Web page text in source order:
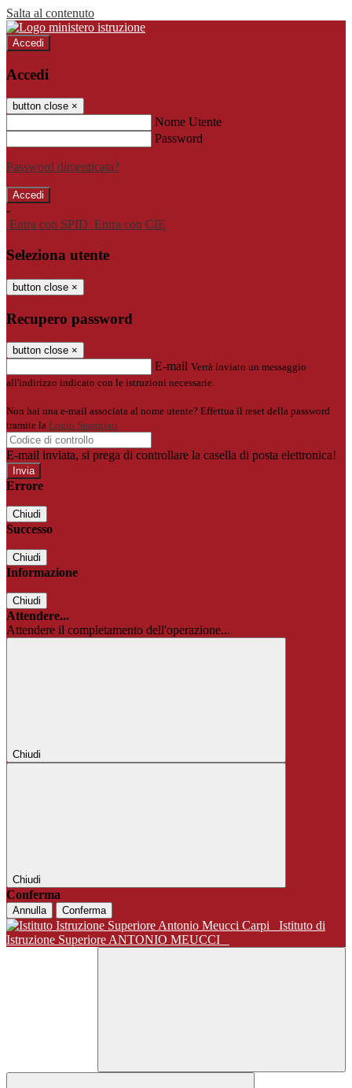
Salta al contenuto
Accedi
Accedi
button close ×
Nome Utente
Password
Password dimenticata?
-
Entra con SPID Entra con CIE
Seleziona utente
button close ×
Recupero password
button close ×
E-mail Verrà inviato un messaggio
all'indirizzo indicato con le istruzioni necessarie.
Non hai una e-mail associata al nome utente? Effettua il reset della password
tramite la Login Spaggiari
E-mail inviata, si prega di controllare la casella di posta elettronica!
Errore
Chiudi
Successo
Chiudi
Informazione
Chiudi
Attendere...
Attendere il completamento dell'operazione...
Chiudi
Chiudi
Conferma
Annulla Conferma
Istituto di
Istruzione Superiore ANTONIO MEUCCI